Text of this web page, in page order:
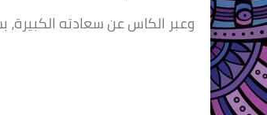
وعبر الكاس عن سعادته